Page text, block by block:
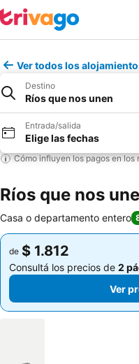
Ver todos los
Destino
Ríos que nos unen
Entrada/salida
Elige las fechas
Cómo influyen los pagos en los
Ríos que nos
Casa o departamento entero
de $ 1.812
Consultá los precios de 2
de $ 1.812
Consultá los precios de 2
Ver